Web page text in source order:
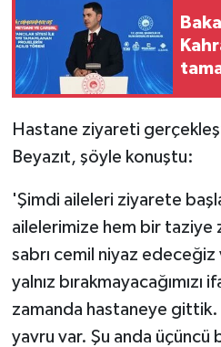
Hastane ziyareti
Beyazıt, şöyle konuştu:
'Şimdi aileleri ziyarete
ailelerimize hem bir taziye
sabrı cemil niyaz edeceğiz
yalnız bırakmayacağımızı
zamanda hastaneye gittik.
yavru var. Şu anda üçüncü